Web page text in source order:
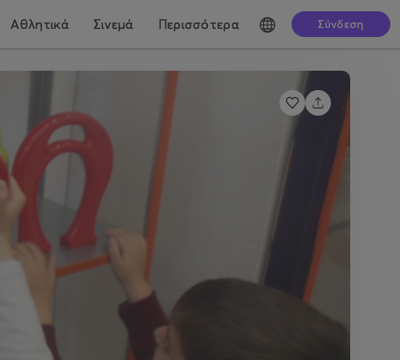
Αθλητικά Σινεμά Περισσότερα Σύνδεση